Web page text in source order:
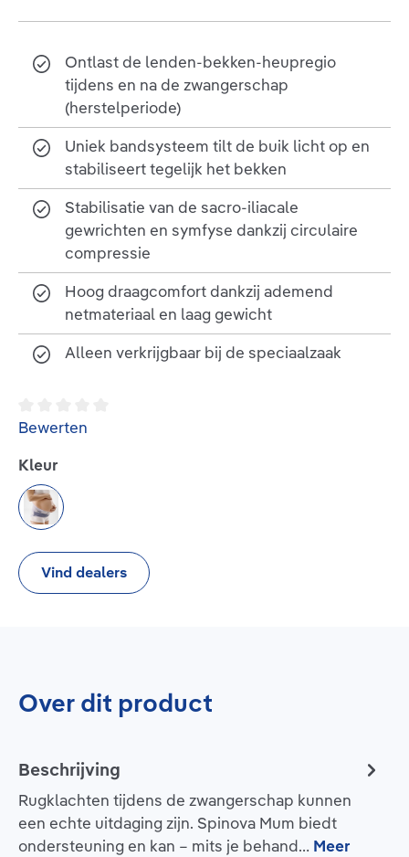
Ontlast de lenden-bekken-heupregio
tijdens en na de zwangerschap
(herstelperiode)
Uniek bandsysteem tilt de buik licht op en
stabiliseert tegelijk het bekken
Stabilisatie van de sacro-iliacale
gewrichten en symfyse dankzij circulaire
compressie
Hoog draagcomfort dankzij ademend
netmateriaal en laag gewicht
Alleen verkrijgbaar bij de speciaalzaak
Gemiddelde waardering van 0 van 5 sterren
Bewerten
Selecteer
Kleur
titan
Vind dealers
Over dit product
Beschrijving
Rugklachten tijdens de zwangerschap kunnen
een echte uitdaging zijn. Spinova Mum biedt
ondersteuning en kan – mits je behand… Meer